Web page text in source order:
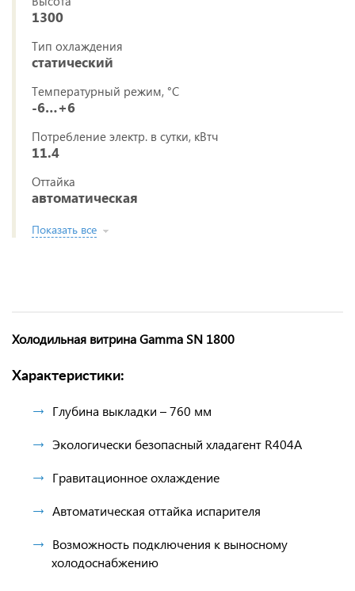
1300
Тип охлаждения
статический
Температурный режим, °C
-6…+6
Потребление электр. в сутки, кВтч
11.4
Оттайка
автоматическая
Показать все
Холодильная витрина Gamma SN 1800
Характеристики:
Глубина выкладки – 760 мм
Экологически безопасный хладагент R404A
Гравитационное охлаждение
Автоматическая оттайка испарителя
Возможность подключения к выносному
холодоснабжению